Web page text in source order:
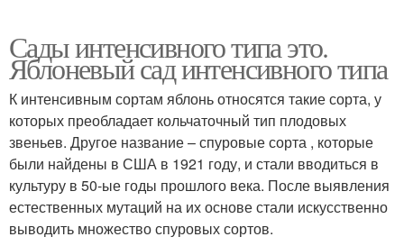
Сады интенсивного типа это.
Яблоневый сад интенсивного типа
К интенсивным сортам яблонь относятся такие сорта, у
которых преобладает кольчаточный тип плодовых
звеньев. Другое название – спуровые сорта , которые
были найдены в США в 1921 году, и стали вводиться в
культуру в 50-ые годы прошлого века. После выявления
естественных мутаций на их основе стали искусственно
выводить множество спуровых сортов.